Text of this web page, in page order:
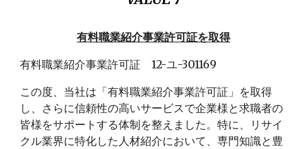
有料職業紹介事業許可証を取得
有料職業紹介事業許可証 12-ユ-301169
この度、当社は「有料職業紹介事業許可証」を取得
し、さらに信頼性の高いサービスで企業様と求職者の
皆様をサポートする体制を整えました。特に、リサイ
クル業界に特化した人材紹介において、専門知識と豊